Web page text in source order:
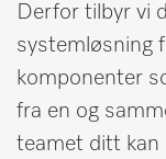
Derfor tilbyr vi
systemløsning
komponenter
fra en og
teamet ditt kan